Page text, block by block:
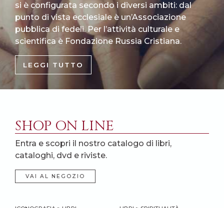
si è configurata secondo i diversi ambiti: dal
punto di vista ecclesiale è un’Associazione
pubblica di fedeli. Per l’attività culturale e
scientifica è Fondazione Russia Cristiana.
LEGGI TUTTO
SHOP ON LINE
Entra e scopri il nostro catalogo di libri,
cataloghi, dvd e riviste.
VAI AL NEGOZIO